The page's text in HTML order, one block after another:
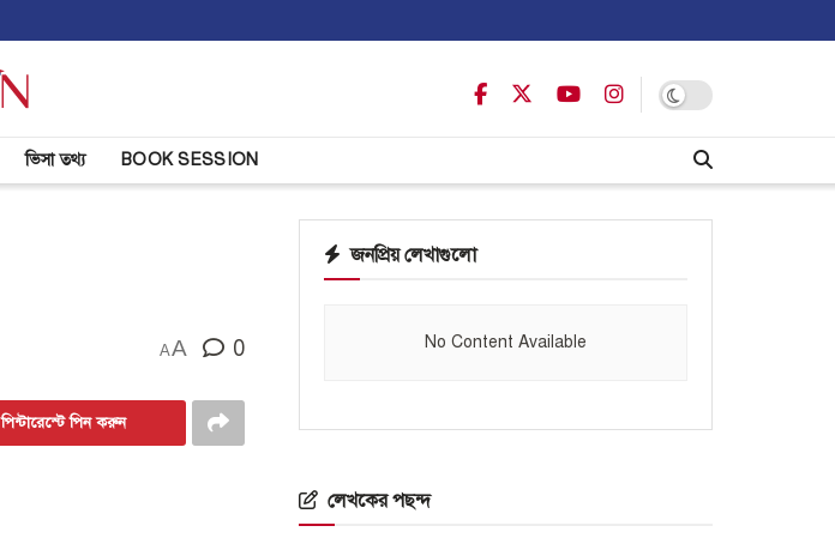
ভিসা তথ্য BOOK SESSION
AA 0
পিন্টারেস্টে পিন করুন
জনপ্রিয় লেখাগুলো
No Content Available
লেখকের পছন্দ